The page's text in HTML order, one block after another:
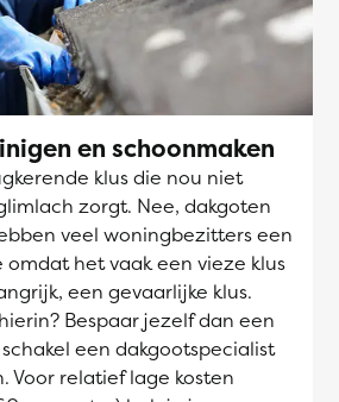
en schoonmaken
klus die nou niet
zorgt. Nee, dakgoten
veel woningbezitters een
omdat het vaak een vieze klus
een gevaarlijke klus.
Bespaar jezelf dan een
een dakgootspecialist
Voor relatief lage kosten